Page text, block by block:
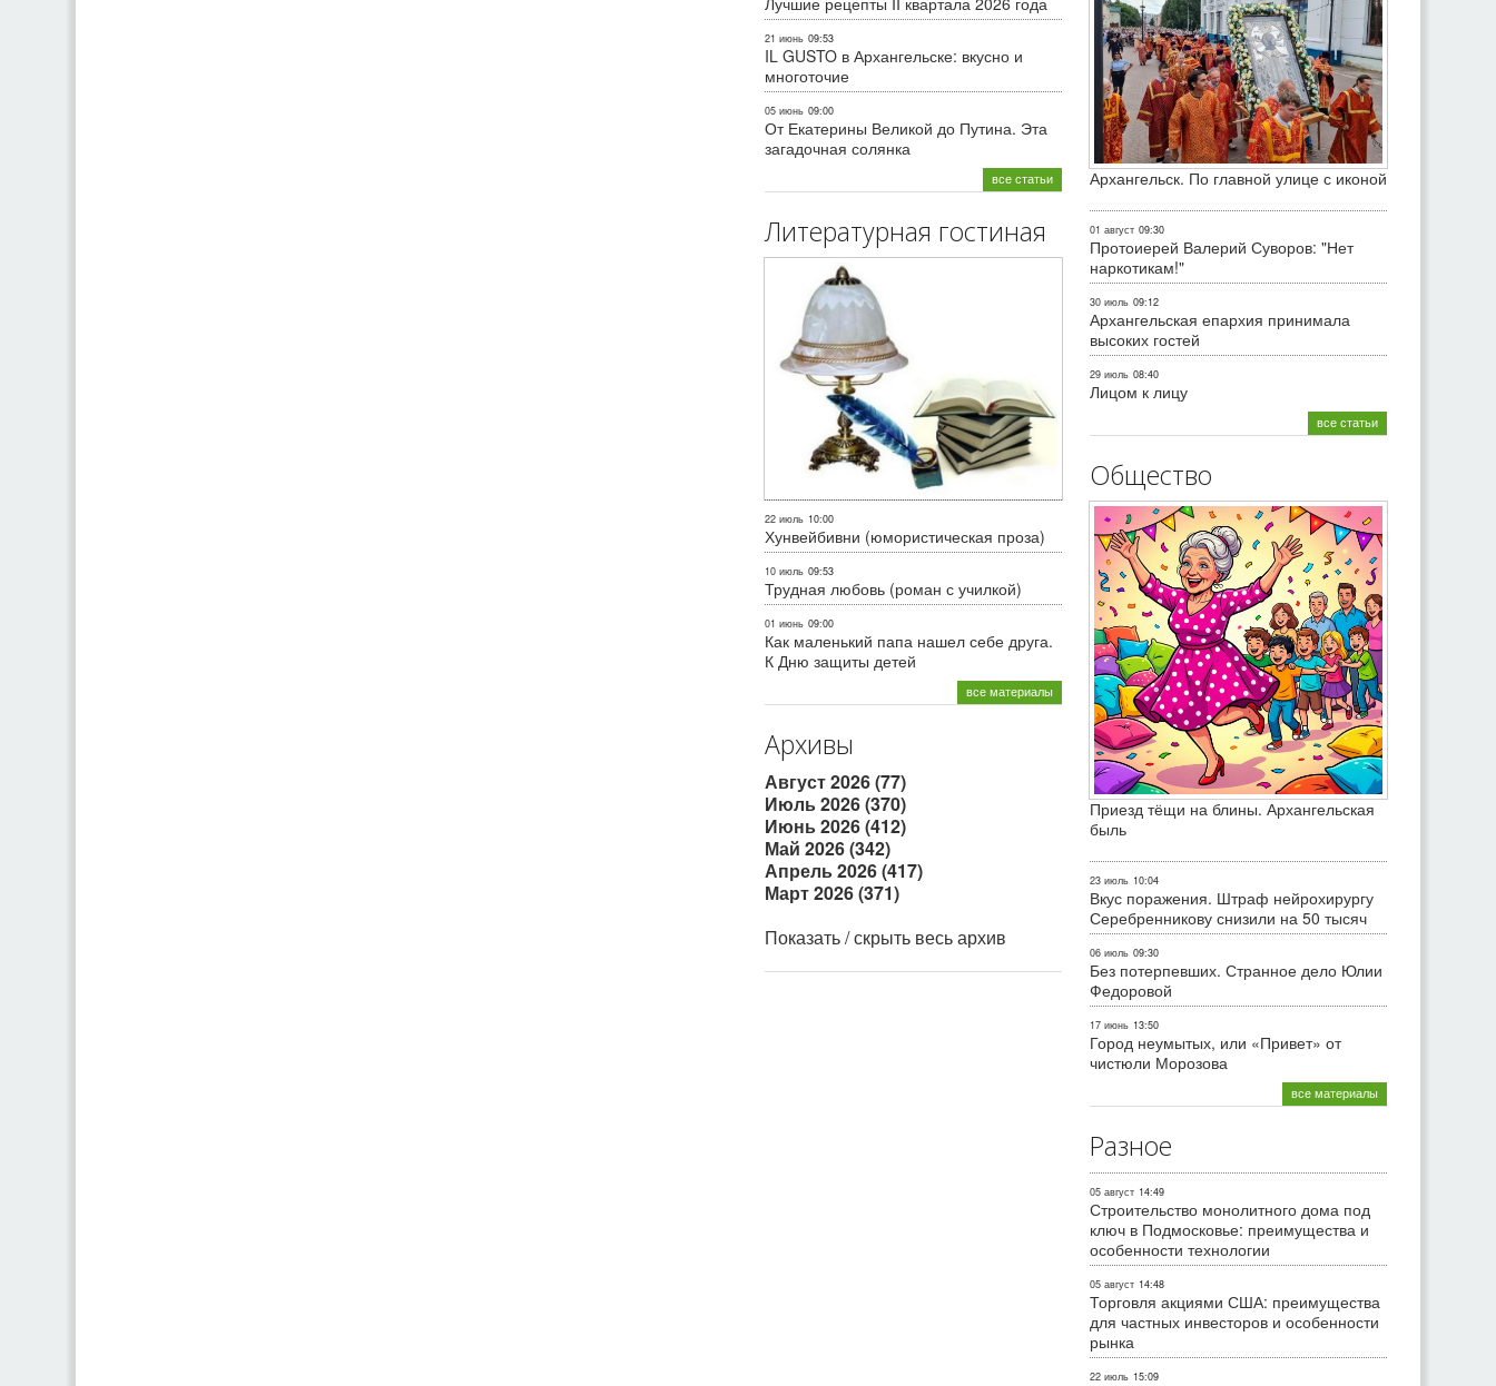
21 июнь 09:53
IL GUSTO в Архангельске: вкусно и
многоточие
05 июнь 09:00
От Екатерины Великой до Путина. Эта
загадочная солянка
все статьи
Литературная гостиная
22 июль 10:00
Хунвейбивни (юмористическая проза)
10 июль 09:53
Трудная любовь (роман с училкой)
01 июнь 09:00
Как маленький папа нашел себе друга.
К Дню защиты детей
все материалы
Архивы
Август 2026 (77)
Июль 2026 (370)
Июнь 2026 (412)
Май 2026 (342)
Апрель 2026 (417)
Март 2026 (371)
Показать / скрыть весь архив
Архангельск. По главной улице с иконой
01 август 09:30
Протоиерей Валерий Суворов: "Нет
наркотикам!"
30 июль 09:12
Архангельская епархия принимала
высоких гостей
29 июль 08:40
Лицом к лицу
все статьи
Общество
Приезд тёщи на блины. Архангельская
быль
23 июль 10:04
Вкус поражения. Штраф нейрохирургу
Серебренникову снизили на 50 тысяч
06 июль 09:30
Без потерпевших. Странное дело Юлии
Федоровой
17 июнь 13:50
Город неумытых, или «Привет» от
чистюли Морозова
все материалы
Разное
05 август 14:49
Строительство монолитного дома под
ключ в Подмосковье: преимущества и
особенности технологии
05 август 14:48
Торговля акциями США: преимущества
для частных инвесторов и особенности
рынка
22 июль 15:09